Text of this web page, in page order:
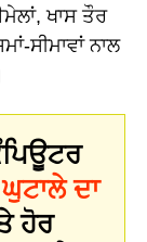
ਖਾਸ ਤੌਰ
ਸੀਮਾਵਾਂ ਨਾਲ
ਦਾ
ਹੋਰ